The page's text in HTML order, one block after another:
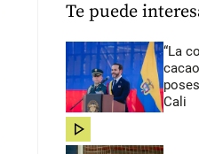
Te puede
“La
Cali
share